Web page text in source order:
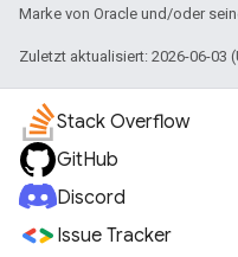
Marke von Oracle und/oder
Zuletzt aktualisiert: 2026-06-03
Stack Overflow
GitHub
Discord
Issue Tracker